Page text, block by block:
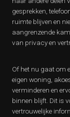
gesprekken,
ruimte blijven en
aangrenzende
van privacy en
Of het nu gaat om
eigen woning,
verminderen en
binnen blijft. Dit is
vertrouwelijke